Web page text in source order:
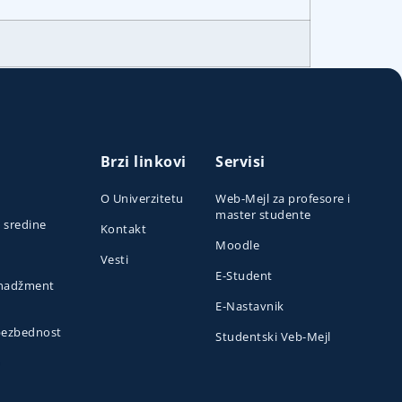
Brzi linkovi
O Univerzitetu
Kontakt
Vesti
Servisi
Web-Mejl za profesore i
master studente
Moodle
E-Student
E-Nastavnik
Studentski Veb-Mejl